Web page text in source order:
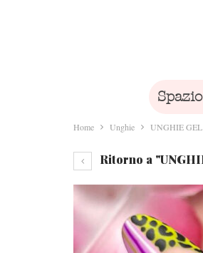
Home Unghie UNGHIE GEL
Ritorno a